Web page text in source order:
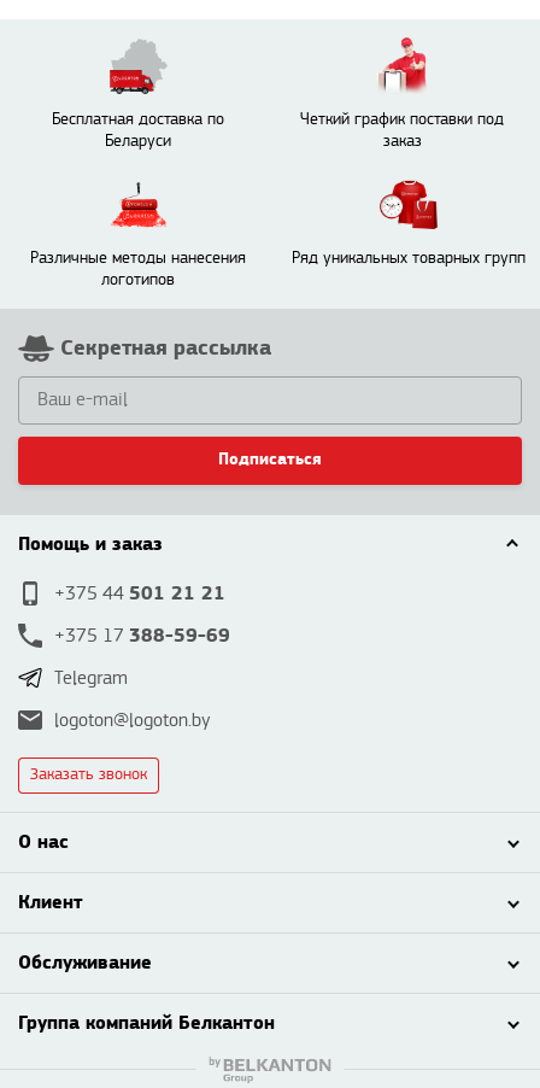
Бесплатная доставка по
Беларуси
Четкий график поставки под
заказ
Различные методы нанесения
логотипов
Ряд уникальных товарных групп
Секретная рассылка
Подписаться
Помощь и заказ
+375 44 501 21 21
+375 17 388-59-69
Telegram
logoton@logoton.by
Заказать звонок
О нас
Клиент
Обслуживание
Группа компаний Белкантон